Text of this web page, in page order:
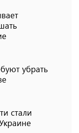
убрать
стали